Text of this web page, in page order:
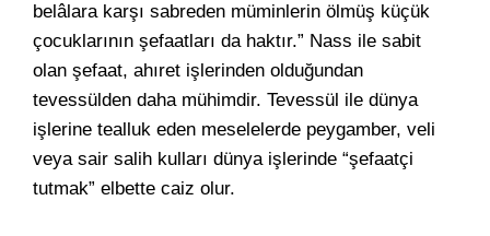
belâlara karşı sabreden müminlerin ölmüş küçük
çocuklarının şefaatları da haktır.” Nass ile sabit
olan şefaat, ahıret işlerinden olduğundan
tevessülden daha mühimdir. Tevessül ile dünya
işlerine tealluk eden meselelerde peygamber, veli
veya sair salih kulları dünya işlerinde “şefaatçi
tutmak” elbette caiz olur.